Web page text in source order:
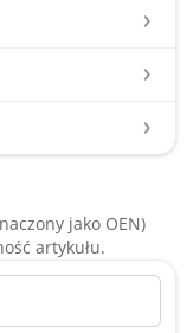
jako OEN)
artykułu.